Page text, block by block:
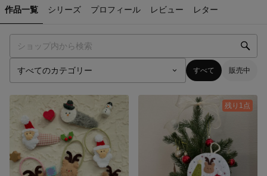
作品一覧 シリーズ プロフィール レビュー レター
すべて 販売中
残り1点